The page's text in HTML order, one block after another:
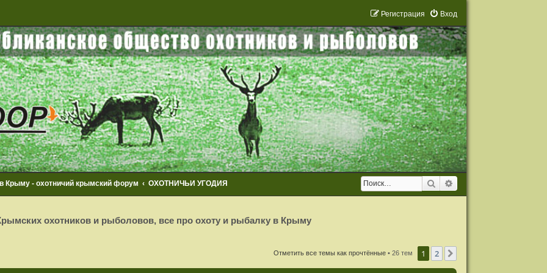
Вход
Регистрация
Поиск
Крыму - охотничий крымский форум ОХОТНИЧЬИ УГОДИЯ
охотников и рыболовов, все про охоту и рыбалку в Крыму
Отметить все темы как прочтённые • 26 тем 1 2